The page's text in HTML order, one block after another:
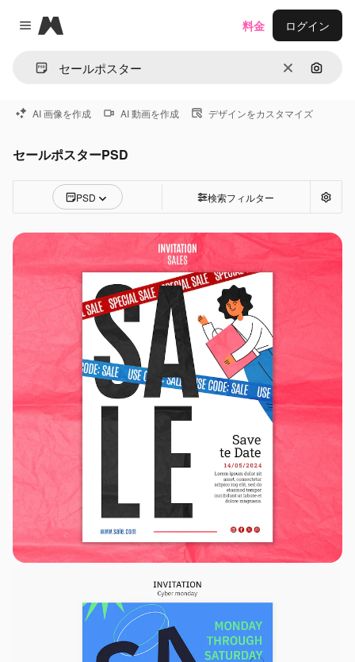
Close menu
Magnific
消去 画像で
料金 ログイン
AI 画像を作成 AI 動画を作成 デザインをカスタマイズ
セールポスターPSD
PSD 検索フィルター